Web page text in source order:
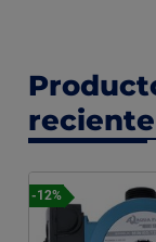
-12%